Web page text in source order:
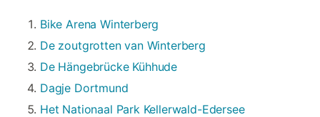
Bike Arena Winterberg
De zoutgrotten van Winterberg
De Hängebrücke Kühhude
Dagje Dortmund
Het Nationaal Park Kellerwald-Edersee